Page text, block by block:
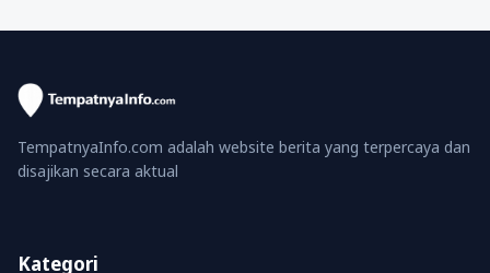
TempatnyaInfo.com adalah website berita yang terpercaya dan
disajikan secara aktual
Kategori